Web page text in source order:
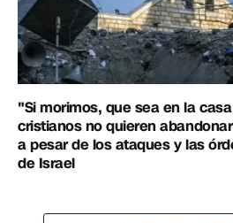
"Si morimos, que sea en la
cristianos no quieren
a pesar de los ataques y las
de Israel